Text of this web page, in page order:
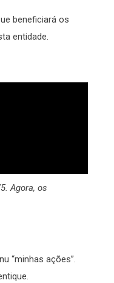
beneficiará os
entidade.
Agora, os
“minhas ações”.